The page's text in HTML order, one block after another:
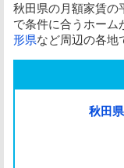
秋田県の月額家賃の
で条件に合うホーム
形県など周辺の各地
秋田県